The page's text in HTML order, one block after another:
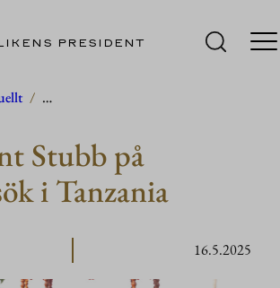
PRESIDENT
/ …
Stubb på
i Tanzania
16.5.2025